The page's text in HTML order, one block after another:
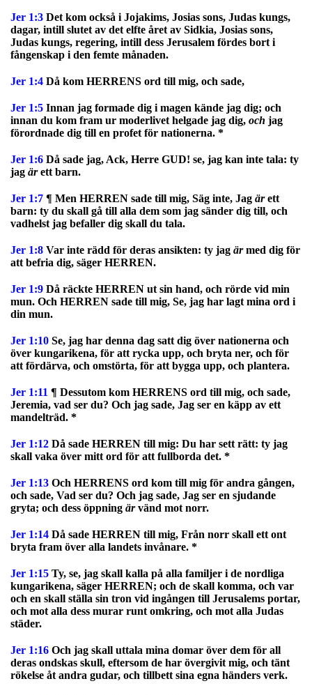
Jer 1:3 Det kom också i Jojakims, Josias sons, Judas kungs,
dagar, intill slutet av det elfte året av Sidkia, Josias sons,
Judas kungs, regering, intill dess Jerusalem fördes bort i
fångenskap i den femte månaden.
Jer 1:4 Då kom HERRENS ord till mig, och sade,
Jer 1:5 Innan jag formade dig i magen kände jag dig; och
innan du kom fram ur moderlivet helgade jag dig, och jag
förordnade dig till en profet för nationerna. *
Jer 1:6 Då sade jag, Ack, Herre GUD! se, jag kan inte tala: ty
jag ärett barn.
Jer 1:7 ¶ Men HERREN sade till mig, Säg inte, Jag ärett
barn: ty du skall gå till alla dem som jag sänder dig till, och
vadhelst jag befaller dig skall du tala.
Jer 1:8 Var inte rädd för deras ansikten: ty jag ärmed dig för
att befria dig, säger HERREN.
Jer 1:9 Då räckte HERREN ut sin hand, och rörde vid min
mun. Och HERREN sade till mig, Se, jag har lagt mina ord i
din mun.
Jer 1:10 Se, jag har denna dag satt dig över nationerna och
över kungarikena, för att rycka upp, och bryta ner, och för
att fördärva, och omstörta, för att bygga upp, och plantera.
Jer 1:11 ¶ Dessutom kom HERRENS ord till mig, och sade,
Jeremia, vad ser du? Och jag sade, Jag ser en käpp av ett
mandelträd. *
Jer 1:12 Då sade HERREN till mig: Du har sett rätt: ty jag
skall vaka över mitt ord för att fullborda det. *
Jer 1:13 Och HERRENS ord kom till mig för andra gången,
och sade, Vad ser du? Och jag sade, Jag ser en sjudande
gryta; och dess öppning ärvänd mot norr.
Jer 1:14 Då sade HERREN till mig, Från norr skall ett ont
bryta fram över alla landets invånare. *
Jer 1:15 Ty, se, jag skall kalla på alla familjer i de nordliga
kungarikena, säger HERREN; och de skall komma, och var
och en skall ställa sin tron vid ingången till Jerusalems portar,
och mot alla dess murar runt omkring, och mot alla Judas
städer.
Jer 1:16 Och jag skall uttala mina domar över dem för all
deras ondskas skull, eftersom de har övergivit mig, och tänt
rökelse åt andra gudar, och tillbett sina egna händers verk.